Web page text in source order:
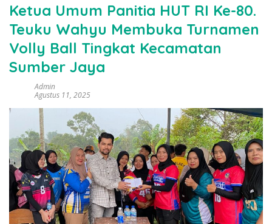
Ketua Umum Panitia HUT RI Ke-80.
Teuku Wahyu Membuka Turnamen
Volly Ball Tingkat Kecamatan
Sumber Jaya
Admin
Agustus 11, 2025